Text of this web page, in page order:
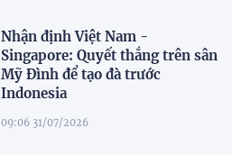
Nhận định Việt Nam -
Singapore: Quyết thắng trên sân
Mỹ Đình để tạo đà trước
Indonesia
09:06 31/07/2026